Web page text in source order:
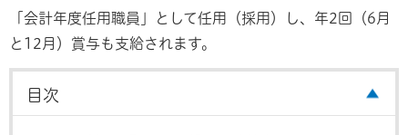
「会計年度任用職員」として任用（採用）し、年2回（6月
と12月）賞与も支給されます。
目次